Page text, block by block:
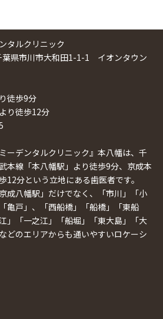
タルクリニック
葉県市川市大和田1-1-1 イオンタウン
徒歩9分
り徒歩12分
ーデンタルクリニック』本八幡は、千
本線「本八幡駅」より徒歩9分、京成本
12分という立地にある歯医者です。
成八幡駅」だけでなく、「市川」「小
亀戸」、「西船橋」「船橋」「東船
」「一之江」「船堀」「東大島」「大
どのエリアからも通いやすいロケーシ